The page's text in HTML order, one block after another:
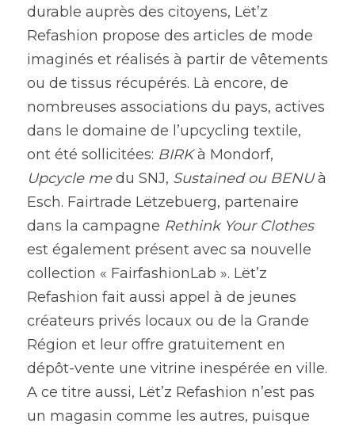
durable auprès des citoyens, Lët’z
Refashion propose des articles de mode
imaginés et réalisés à partir de vêtements
ou de tissus récupérés. Là encore, de
nombreuses associations du pays, actives
dans le domaine de l’upcycling textile,
ont été sollicitées: BIRK
Upcycle me du SNJ, Sustained ou BENU à
Esch. Fairtrade Lëtzebuerg, partenaire
dans la campagne Rethink Your Clothes
est également présent avec sa nouvelle
collection « FairfashionLab ». Lët’z
Refashion fait aussi appel à de jeunes
créateurs privés locaux ou de la Grande
Région et leur offre gratuitement en
dépôt-vente une vitrine inespérée en ville.
A ce titre aussi, Lët’z Refashion n’est pas
un magasin comme les autres, puisque